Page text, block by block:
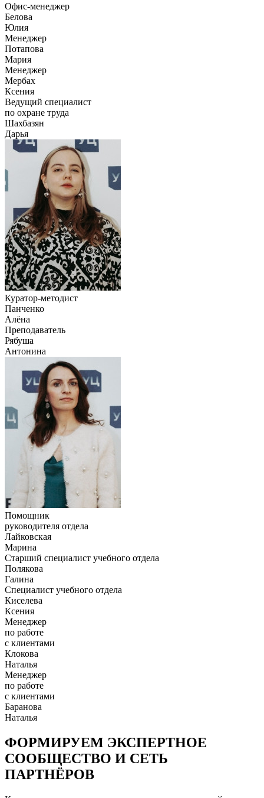
Офис-менеджер
Белова
Юлия
Менеджер
Потапова
Мария
Менеджер
Мербах
Ксения
Ведущий специалист
по охране труда
Шахбазян
Дарья
Куратор-методист
Панченко
Алёна
Преподаватель
Рябуша
Антонина
Помощник
руководителя отдела
Лайковская
Марина
Старший специалист учебного отдела
Полякова
Галина
Специалист учебного отдела
Киселева
Ксения
Менеджер
по работе
с клиентами
Клокова
Наталья
Менеджер
по работе
с клиентами
Баранова
Наталья
ФОРМИРУЕМ ЭКСПЕРТНОЕ
СООБЩЕСТВО И СЕТЬ
ПАРТНЁРОВ